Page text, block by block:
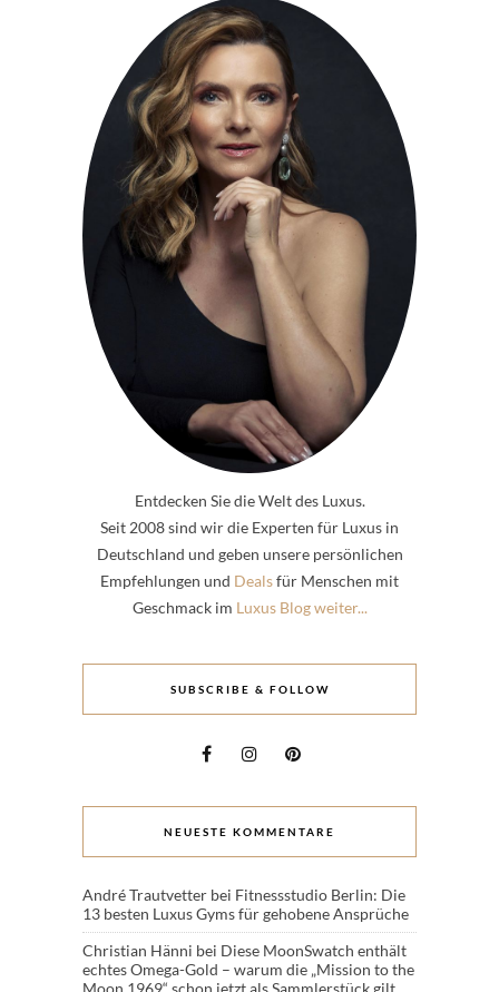
Entdecken Sie die Welt des Luxus.
Seit 2008 sind wir die Experten für Luxus in
Deutschland und geben unsere persönlichen
Empfehlungen und Dealsfür Menschen mit
Geschmack im Luxus Blog weiter...
SUBSCRIBE & FOLLOW
NEUESTE KOMMENTARE
André Trautvetter bei Fitnessstudio Berlin: Die
13 besten Luxus Gyms für gehobene Ansprüche
Christian Hänni bei Diese MoonSwatch enthält
echtes Omega-Gold – warum die „Mission to the